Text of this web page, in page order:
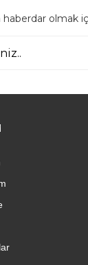
haberdar olmak